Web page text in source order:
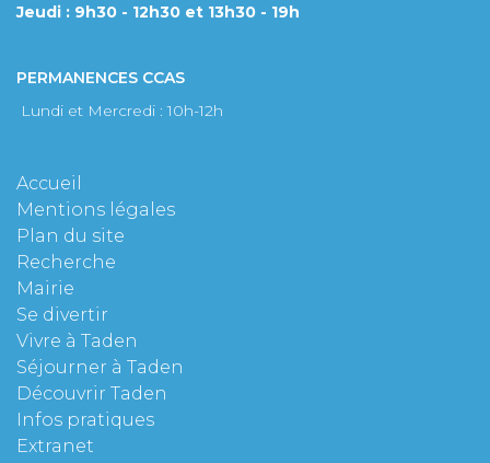
Jeudi : 9h30 - 12h30 et 13h30 - 19h
PERMANENCES CCAS
Lundi et Mercredi : 10h-12h
Accueil
Mentions légales
Plan du site
Recherche
Mairie
Se divertir
Vivre à Taden
Séjourner à Taden
Découvrir Taden
Infos pratiques
Extranet